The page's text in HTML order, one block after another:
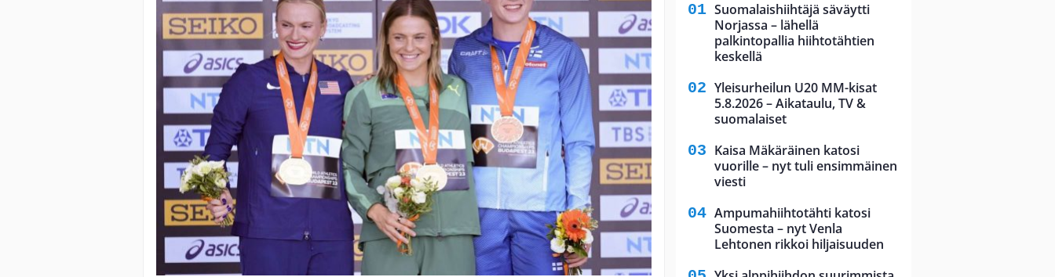
Suomalaishiihtäjä säväytti
Norjassa – lähellä
palkintopallia hiihtotähtien
keskellä
Yleisurheilun U20 MM-kisat
5.8.2026 – Aikataulu, TV &
suomalaiset
Kaisa Mäkäräinen katosi
vuorille – nyt tuli ensimmäinen
viesti
Ampumahiihtotähti katosi
Suomesta – nyt Venla
Lehtonen rikkoi hiljaisuuden